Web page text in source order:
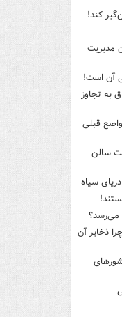
کند!
مدیریت
آن است!
به تجاوز
قبلی
سالن
سیاه
می‌رسد؟
ذخایر آن